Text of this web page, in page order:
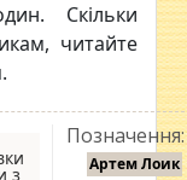
Скільки
читайте
з
Позначення:
Артем Лоик